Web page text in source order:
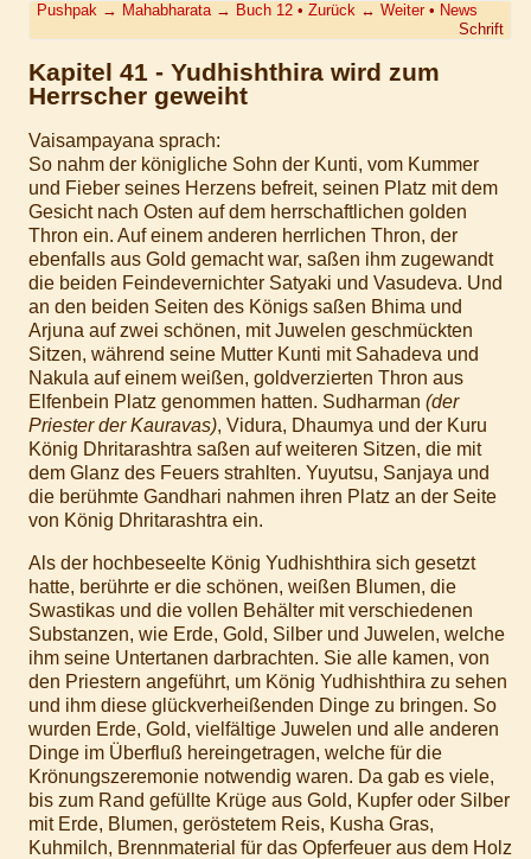
Pushpak → Mahabharata → Buch 12 •Zurück ↔ Weiter• News
Schrift
Kapitel 41 - Yudhishthira wird zum
Herrscher geweiht
Vaisampayana sprach:
So nahm der königliche Sohn der Kunti, vom Kummer
und Fieber seines Herzens befreit, seinen Platz mit dem
Gesicht nach Osten auf dem herrschaftlichen golden
Thron ein. Auf einem anderen herrlichen Thron, der
ebenfalls aus Gold gemacht war, saßen ihm zugewandt
die beiden Feindevernichter Satyaki und Vasudeva. Und
an den beiden Seiten des Königs saßen Bhima und
Arjuna auf zwei schönen, mit Juwelen geschmückten
Sitzen, während seine Mutter Kunti mit Sahadeva und
Nakula auf einem weißen, goldverzierten Thron aus
Elfenbein Platz genommen hatten. Sudharman (der
Priester der Kauravas), Vidura, Dhaumya und der Kuru
König Dhritarashtra saßen auf weiteren Sitzen, die mit
dem Glanz des Feuers strahlten. Yuyutsu, Sanjaya und
die berühmte Gandhari nahmen ihren Platz an der Seite
von König Dhritarashtra ein.
Als der hochbeseelte König Yudhishthira sich gesetzt
hatte, berührte er die schönen, weißen Blumen, die
Swastikas und die vollen Behälter mit verschiedenen
Substanzen, wie Erde, Gold, Silber und Juwelen, welche
ihm seine Untertanen darbrachten. Sie alle kamen, von
den Priestern angeführt, um König Yudhishthira zu sehen
und ihm diese glückverheißenden Dinge zu bringen. So
wurden Erde, Gold, vielfältige Juwelen und alle anderen
Dinge im Überfluß hereingetragen, welche für die
Krönungszeremonie notwendig waren. Da gab es viele,
bis zum Rand gefüllte Krüge aus Gold, Kupfer oder Silber
mit Erde, Blumen, geröstetem Reis, Kusha Gras,
Kuhmilch, Brennmaterial für das Opferfeuer aus dem Holz